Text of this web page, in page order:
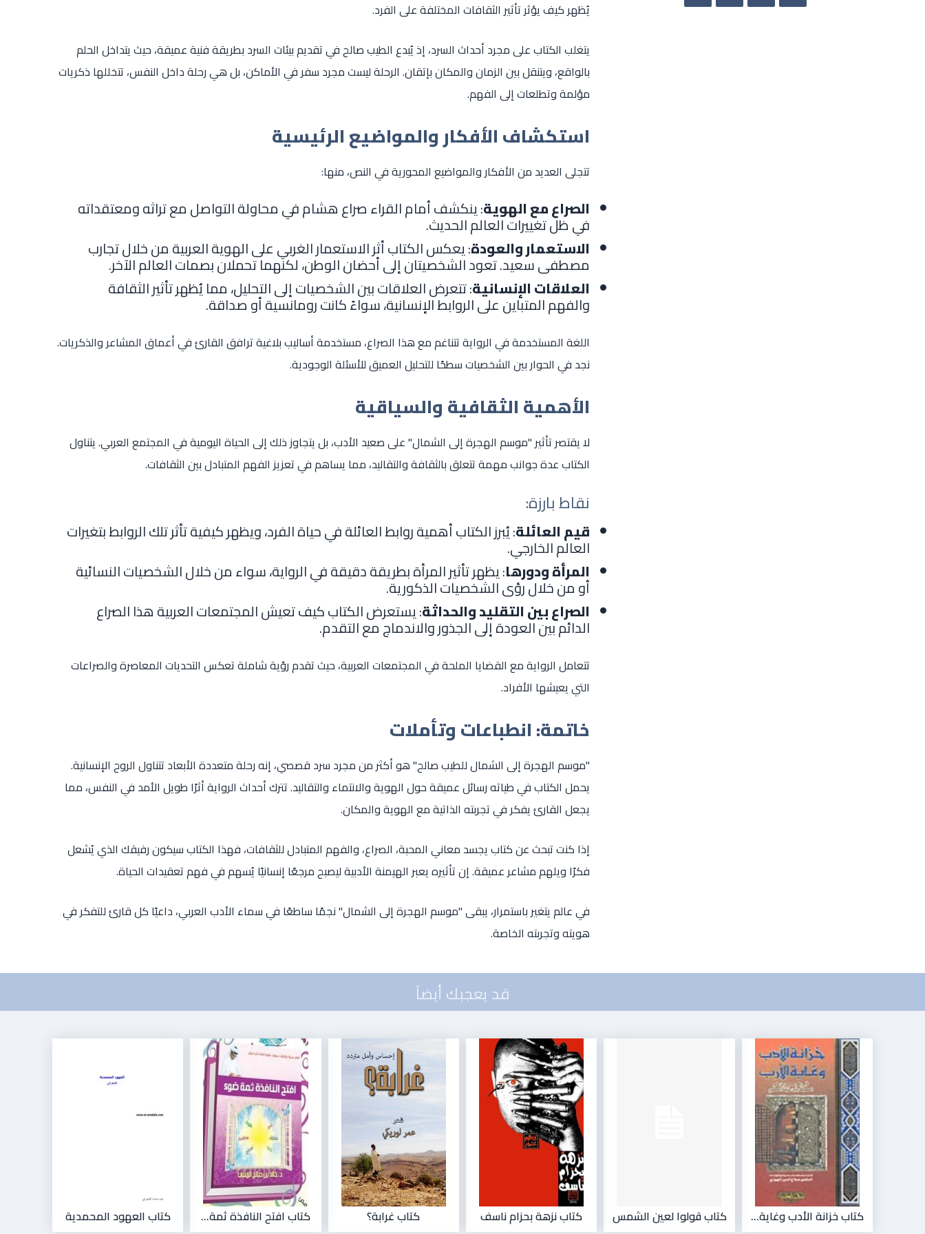
يُظهر كيف يؤثر تأثير الثقافات المختلفة على الفرد.
يتغلب الكتاب على مجرد أحداث السرد، إذ يُبدع الطيب صالح في تقديم بيئات السرد بطريقة فنية عميقة، حيث يتداخل الحلم
بالواقع، ويتنقل بين الزمان والمكان بإتقان. الرحلة ليست مجرد سفر في الأماكن، بل هي رحلة داخل النفس، تتخللها ذكريات
مؤلمة وتطلعات إلى الفهم.
استكشاف الأفكار والمواضيع الرئيسية
تتجلى العديد من الأفكار والمواضيع المحورية في النص، منها:
الصراع مع الهوية: ينكشف أمام القراء صراع هشام في محاولة التواصل مع تراثه ومعتقداته
في ظل تغييرات العالم الحديث.
الاستعمار والعودة: يعكس الكتاب أثر الاستعمار الغربي على الهوية العربية من خلال تجارب
مصطفى سعيد. تعود الشخصيتان إلى أحضان الوطن، لكنهما تحملان بصمات العالم الآخر.
العلاقات الإنسانية: تتعرض العلاقات بين الشخصيات إلى التحليل، مما يُظهر تأثير الثقافة
والفهم المتباين على الروابط الإنسانية، سواءً كانت رومانسية أو صداقة.
اللغة المستخدمة في الرواية تتناغم مع هذا الصراع، مستخدمة أساليب بلاغية ترافق القارئ في أعماق المشاعر والذكريات.
نجد في الحوار بين الشخصيات سطحًا للتحليل العميق للأسئلة الوجودية.
الأهمية الثقافية والسياقية
لا يقتصر تأثير "موسم الهجرة إلى الشمال" على صعيد الأدب، بل يتجاوز ذلك إلى الحياة اليومية في المجتمع العربي. يتناول
الكتاب عدة جوانب مهمة تتعلق بالثقافة والتقاليد، مما يساهم في تعزيز الفهم المتبادل بين الثقافات.
نقاط بارزة:
قيم العائلة: يُبرز الكتاب أهمية روابط العائلة في حياة الفرد، ويظهر كيفية تأثر تلك الروابط بتغيرات
العالم الخارجي.
المرأة ودورها: يظهر تأثير المرأة بطريقة دقيقة في الرواية، سواء من خلال الشخصيات النسائية
أو من خلال رؤى الشخصيات الذكورية.
الصراع بين التقليد والحداثة: يستعرض الكتاب كيف تعيش المجتمعات العربية هذا الصراع
الدائم بين العودة إلى الجذور والاندماج مع التقدم.
تتعامل الرواية مع القضايا الملحة في المجتمعات العربية، حيث تقدم رؤية شاملة تعكس التحديات المعاصرة والصراعات
التي يعيشها الأفراد.
خاتمة: انطباعات وتأملات
"موسم الهجرة إلى الشمال للطيب صالح" هو أكثر من مجرد سرد قصصي، إنه رحلة متعددة الأبعاد تتناول الروح الإنسانية.
يحمل الكتاب في طياته رسائل عميقة حول الهوية والانتماء والتقاليد. تترك أحداث الرواية أثرًا طويل الأمد في النفس، مما
يجعل القارئ يفكر في تجربته الذاتية مع الهوية والمكان.
إذا كنت تبحث عن كتاب يجسد معاني المحبة، الصراع، والفهم المتبادل للثقافات، فهذا الكتاب سيكون رفيقك الذي يُشعل
فكرًا ويلهم مشاعر عميقة. إن تأثيره يعبر الهيمنة الأدبية ليصبح مرجعًا إنسانيًا يُسهم في فهم تعقيدات الحياة.
في عالم يتغير باستمرار، يبقى "موسم الهجرة إلى الشمال" نجمًا ساطعًا في سماء الأدب العربي، داعيًا كل قارئ للتفكر في
هويته وتجربته الخاصة.
قد يعجبك أيضاً
كتاب خزانة الأدب وغاية... كتاب قولوا لعين الشمس كتاب نزهة بحزام ناسف كتاب غرابة؟ كتاب افتح النافذة ثمة... كتاب العهود المحمدية